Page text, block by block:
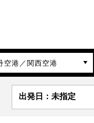
空港／関西空港
出発日：未指定